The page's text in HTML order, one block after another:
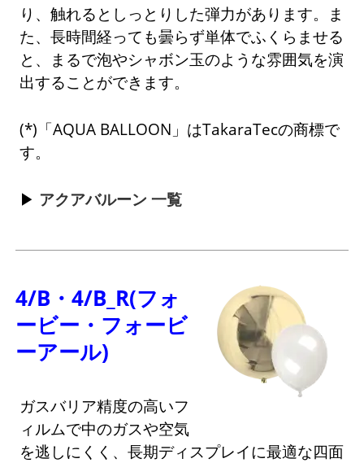
り、触れるとしっとりした弾力があります。ま
た、長時間経っても曇らず単体でふくらませる
と、まるで泡やシャボン玉のような雰囲気を演
出することができます。
(*)「AQUA BALLOON」はTakaraTecの商標で
す。
アクアバルーン 一覧
4/B・4/B_R(フォ
ービー・フォービ
ーアール)
ガスバリア精度の高いフ
ィルムで中のガスや空気
を逃しにくく、長期ディスプレイに最適な四面